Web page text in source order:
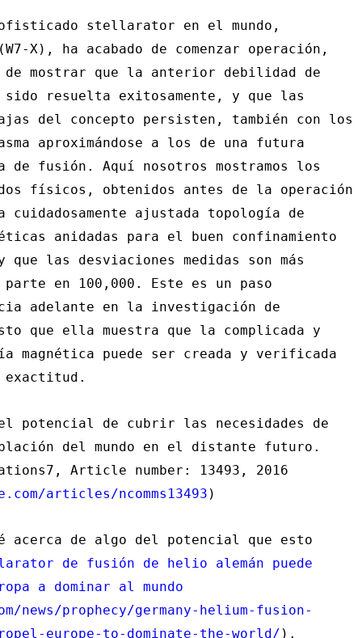
stellarator en el mundo,
X), ha acabado de comenzar operación,
mostrar que la anterior debilidad de
sido resuelta exitosamente, y que las
del concepto persisten, también con los
aproximándose a los de una futura
de fusión. Aquí nosotros mostramos los
físicos, obtenidos antes de la operación
cuidadosamente ajustada topología de
anidadas para el buen confinamiento
las desviaciones medidas son más
parte en 100,000. Este es un paso
adelante en la investigación de
que ella muestra que la complicada y
magnética puede ser creada y verificada
exactitud.
potencial de cubrir las necesidades de
del mundo en el distante futuro.
Article number: 13493, 2016
articles/ncomms13493 )
acerca de algo del potencial que esto
de fusión de helio alemán puede
a dominar al mundo
news/prophecy/germany-helium-fusion-
europe-to-dominate-the-world/ ).